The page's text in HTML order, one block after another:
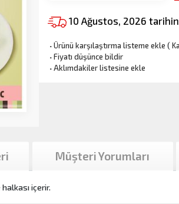
10 Ağustos, 2026
·Ürünü karşılaştırma listeme ekle (
·Fiyatı düşünce bildir
·Aklımdakiler listesine ekle
Müşteri Yorumları
içerir.